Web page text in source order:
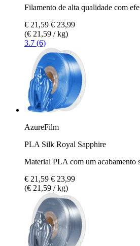
Filamento de alta qualidade com
€ 21,59 € 23,99
(€ 21,59 / kg)
3.7 (6)
AzureFilm
PLA Silk Royal Sapphire
Material PLA com um acabamento
€ 21,59 € 23,99
(€ 21,59 / kg)